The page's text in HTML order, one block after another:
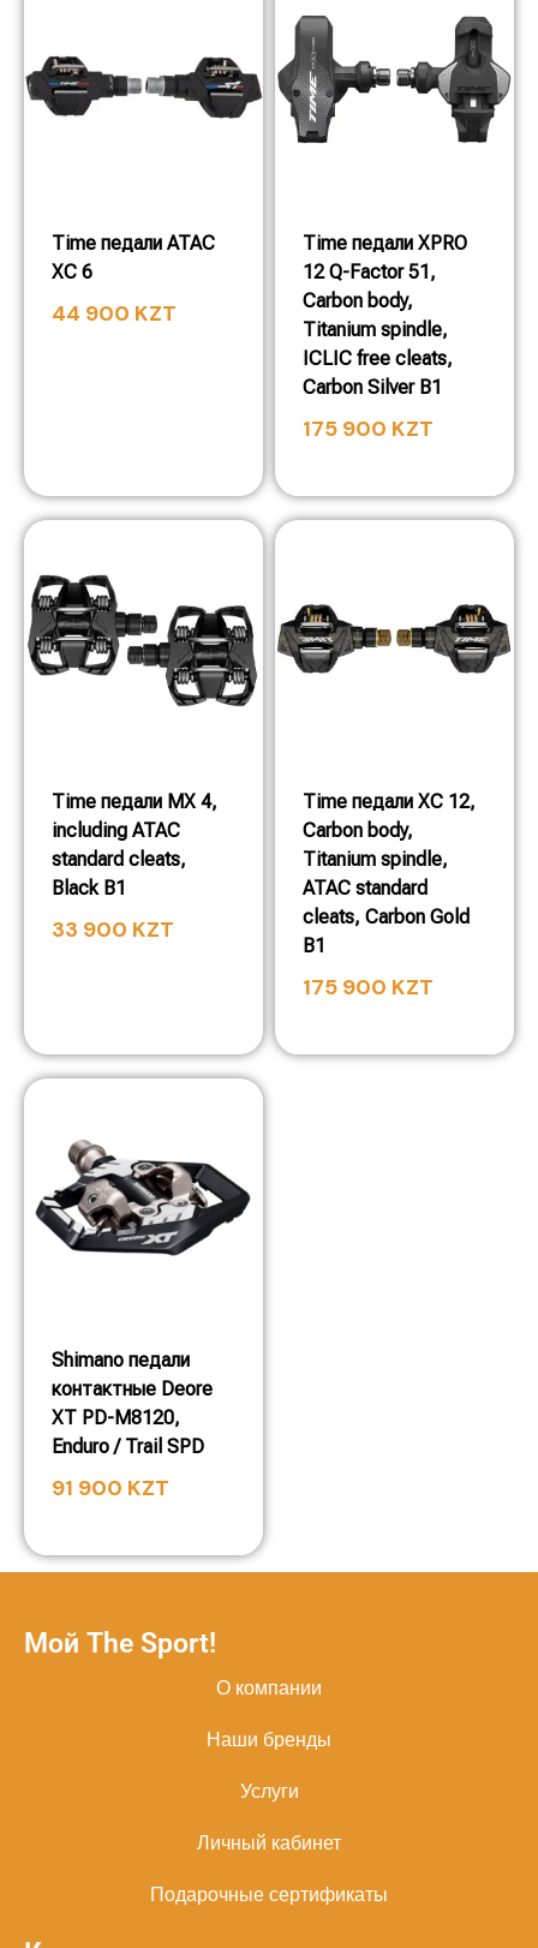
Time педали ATAC
XC 6
44 900 KZT
Time педали XPRO
12 Q-Factor 51,
Carbon body,
Titanium spindle,
ICLIC free cleats,
Carbon Silver B1
175 900 KZT
Time педали MX 4,
including ATAC
standard cleats,
Black B1
33 900 KZT
Time педали XC 12,
Carbon body,
Titanium spindle,
ATAC standard
cleats, Carbon Gold
B1
175 900 KZT
Shimano педали
контактные Deore
XT PD-M8120,
Enduro / Trail SPD
91 900 KZT
Мой The Sport!
О компании
Наши бренды
Услуги
Личный кабинет
Подарочные сертификаты